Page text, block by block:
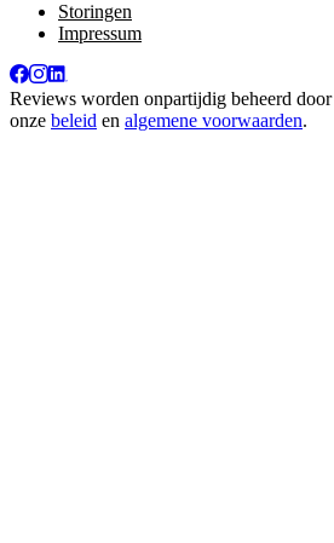
Storingen
Impressum
Reviews worden onpartijdig beheerd door
onze beleid en algemene voorwaarden.